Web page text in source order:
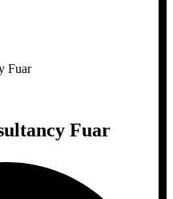
Fuar
Fuar